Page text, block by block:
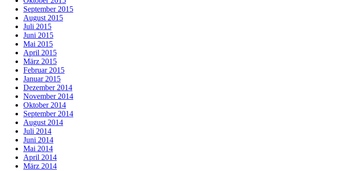
September 2015
August 2015
Juli 2015
Juni 2015
Mai 2015
April 2015
März 2015
Februar 2015
Januar 2015
Dezember 2014
November 2014
Oktober 2014
September 2014
August 2014
Juli 2014
Juni 2014
Mai 2014
April 2014
März 2014